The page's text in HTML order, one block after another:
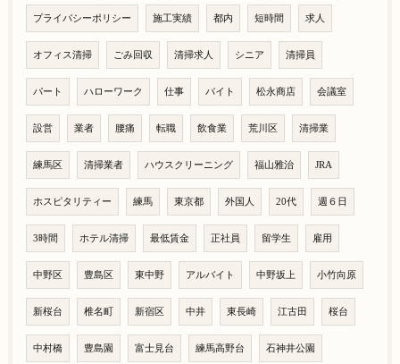
プライバシーポリシー 施工実績 都内 短時間 求人
オフィス清掃 ごみ回収 清掃求人 シニア 清掃員
パート ハローワーク 仕事 バイト 松永商店 会議室
設営 業者 腰痛 転職 飲食業 荒川区 清掃業
練馬区 清掃業者 ハウスクリーニング 福山雅治 JRA
ホスピタリティー 練馬 東京都 外国人 20代 週６日
3時間 ホテル清掃 最低賃金 正社員 留学生 雇用
中野区 豊島区 東中野 アルバイト 中野坂上 小竹向原
新桜台 椎名町 新宿区 中井 東長崎 江古田 桜台
中村橋 豊島園 富士見台 練馬高野台 石神井公園